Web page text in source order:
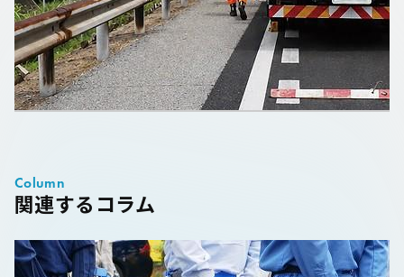
西日本高速道路メンテナンス中国株式会社
人事制度・組織活性化 その他
関連するコラム
Column